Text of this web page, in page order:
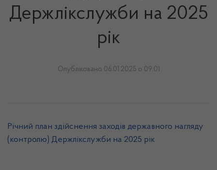
Держлікслужби на 2025
рік
Опубліковано 06.01.2025 о 09:01
Річний план здійснення заходів державного нагляду
(контролю) Держлікслужби на 2025 рік